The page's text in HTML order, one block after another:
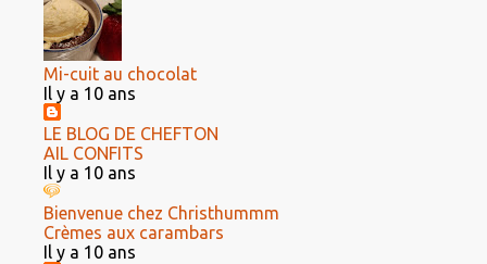
Mi-cuit au chocolat
Il y a 10 ans
LE BLOG DE CHEFTON
AIL CONFITS
Il y a 10 ans
Bienvenue chez Christhummm
Crèmes aux carambars
Il y a 10 ans